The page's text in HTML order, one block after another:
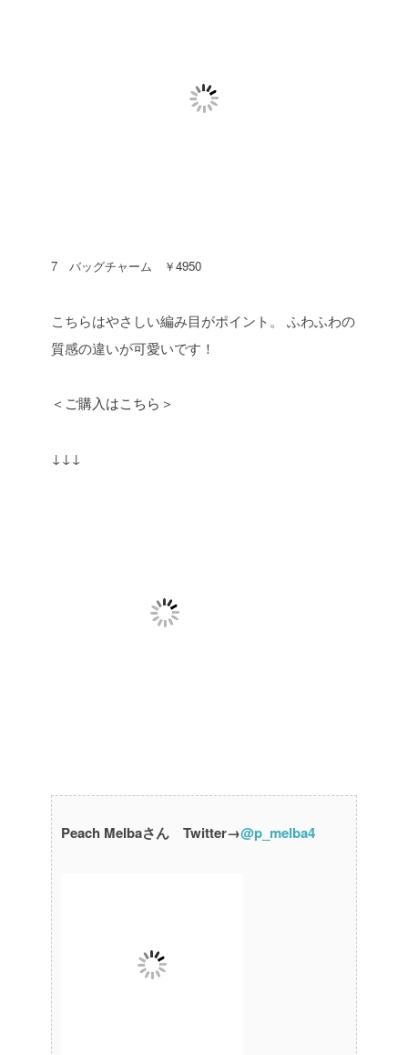
7 バッグチャーム ￥4950
こちらはやさしい編み目がポイント。
ふわふわの
質感の違いが可愛いです！
＜ご購入はこちら＞
↓↓↓
Peach Melbaさん Twitter→@p_melba4